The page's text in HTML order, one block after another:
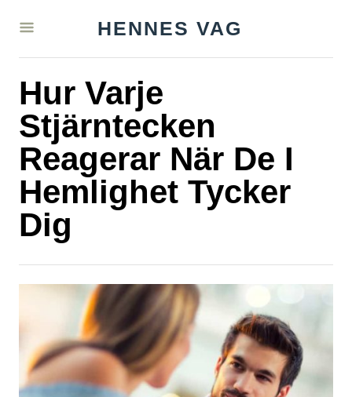
HENNES VAG
Hur Varje
Stjärntecken
Reagerar När De I
Hemlighet Tycker
Dig